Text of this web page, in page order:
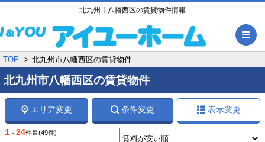
北九州市八幡西区の賃貸物件情報
TOP 北九州市八幡西区の賃貸物件
北九州市八幡西区の賃貸物件
エリア変更 条件変更 表示変更
1～24件目 (49件)